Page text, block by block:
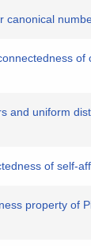
canonical
of
and uniform
of self-
property of